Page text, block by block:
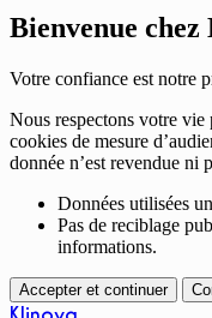
Bienvenue
Votre confiance est notre
Nous respectons votre
cookies de mesure
donnée n’est revendue ni
Données utilisées
Pas de reciblage
informations.
Accepter et continuer